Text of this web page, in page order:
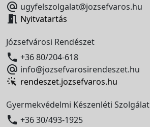
 ugyfelszolgalat@jozsefvaros.hu
 Nyitvatartás
Józsefvárosi Rendészet
 +36 80/204-618
 info@jozsefvarosirendeszet.hu
rendeszet.jozsefvaros.hu
Gyermekvédelmi Készenléti Szolgálat
 +36 30/493-1925